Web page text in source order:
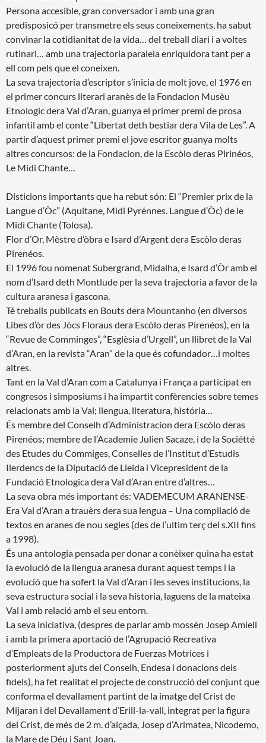
Persona accesible, gran conversador i amb una gran
predisposicó per transmetre els seus coneixements, ha sabut
convinar la cotidianitat de la vida… del treball diari i a voltes
rutinari… amb una trajectoria paralela enriquidora tant per a
ell com pels que el coneixen.
La seva trajectoria d’escriptor s’inicia de molt jove, el 1976 en
el primer concurs literari aranès de la Fondacion Musèu
Etnologic dera Val d’Aran, guanya el primer premi de prosa
infantil amb el conte “Libertat deth bestiar dera Vila de Les”. A
partir d’aquest primer premi el jove escritor guanya molts
altres concursos: de la Fondacion, de la Escòlo deras Pirinéos,
Le Midi Chante…
Disticions importants que ha rebut són: El “Premier prix de la
Langue d’Òc” (Aquitane, Midi Pyrénnes. Langue d’Òc) de le
Midi Chante (Tolosa).
Flor d’Or, Mèstre d’òbra e Isard d’Argent dera Escòlo deras
Pirenéos.
El 1996 fou nomenat Subergrand, Midalha, e Isard d’Òr amb el
nom d’Isard deth Montlude per la seva trajectoria a favor de la
cultura aranesa i gascona.
Té treballs publicats en Bouts dera Mountanho (en diversos
Libes d’òr des Jòcs Floraus dera Escòlo deras Pirenéos), en la
“Revue de Comminges”, “Esglèsia d’Urgell”, un llibret de la Val
d’Aran, en la revista “Aran” de la que és cofundador…i moltes
altres.
Tant en la Val d’Aran com a Catalunya i França a participat en
congresos i simposiums i ha impartit confèrencies sobre temes
relacionats amb la Val; llengua, literatura, história…
És membre del Conselh d’Administracion dera Escòlo deras
Pirenéos; membre de l’Academie Julien Sacaze, i de la Sociétté
des Etudes du Commiges, Conselles de l’Institut d’Estudis
Ilerdencs de la Diputació de Lleida i Vicepresident de la
Fundació Etnologica dera Val d’Aran entre d’altres…
La seva obra més important és: VADEMECUM ARANENSE-
Era Val d’Aran a trauèrs dera sua lengua – Una compilació de
textos en aranes de nou segles (des de l’ultim terç del s.XII fins
a 1998).
És una antologia pensada per donar a conèixer quina ha estat
la evolució de la llengua aranesa durant aquest temps i la
evolució que ha sofert la Val d’Aran i les seves institucions, la
seva estructura social i la seva historia, laguens de la mateixa
Val i amb relació amb el seu entorn.
La seva iniciativa, (despres de parlar amb mossèn Josep Amiell
i amb la primera aportació de l’Agrupació Recreativa
d’Empleats de la Productora de Fuerzas Motrices i
posteriorment ajuts del Conselh, Endesa i donacions dels
fidels), ha fet realitat el projecte de construcció del conjunt que
conforma el devallament partint de la imatge del Crist de
Mijaran i del Devallament d’Erill-la-vall, integrat per la figura
del Crist, de més de 2 m. d’alçada, Josep d’Arimatea, Nicodemo,
la Mare de Déu i Sant Joan.